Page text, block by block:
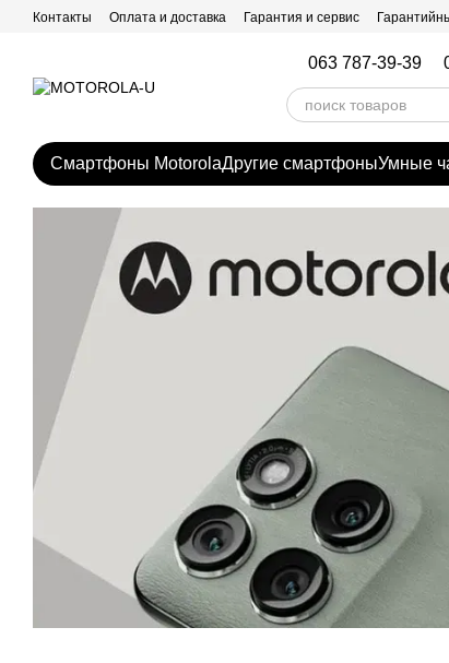
Перейти к основному контенту
Контакты Оплата и доставка Гарантия и сервис
063 787-39-39
Смартфоны MotorolaДругие смартфоныУмные